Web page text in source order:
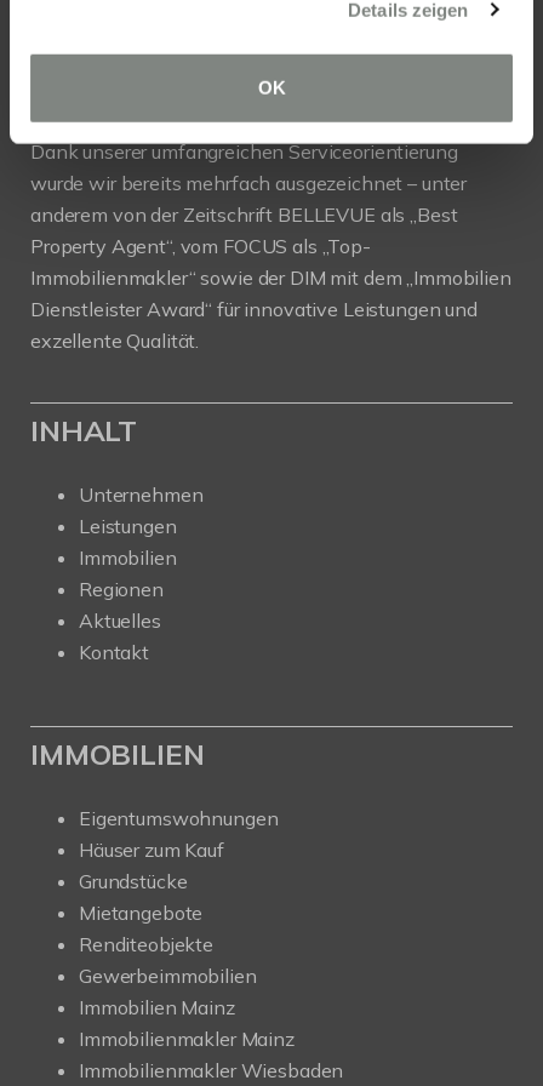
Details zeigen
OK
Investoren und Bauträgern professionelle
Unterstützung beim Verkauf, der Vermietung und der
Dank unserer umfangreichen Serviceorientierung
wurde wir bereits mehrfach ausgezeichnet – unter
anderem von der Zeitschrift BELLEVUE als „Best
Property Agent“, vom FOCUS als „Top-
Immobilienmakler“ sowie der DIM mit dem „Immobilien
Dienstleister Award“ für innovative Leistungen und
exzellente Qualität.
INHALT
Unternehmen
Leistungen
Immobilien
Regionen
Aktuelles
Kontakt
IMMOBILIEN
Eigentumswohnungen
Häuser zum Kauf
Grundstücke
Mietangebote
Renditeobjekte
Gewerbeimmobilien
Immobilien Mainz
Immobilienmakler Mainz
Immobilienmakler Wiesbaden